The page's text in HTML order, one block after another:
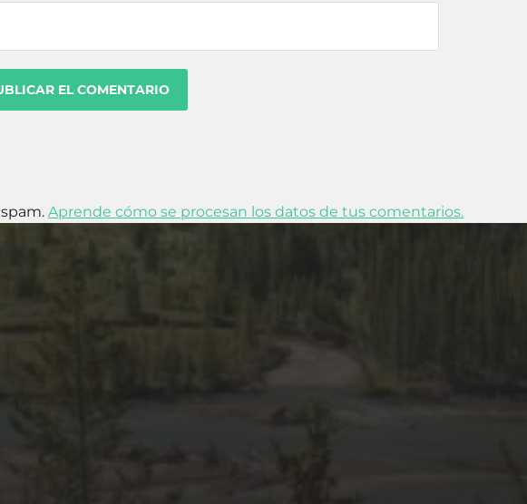
Aprende cómo se procesan los datos de tus comentarios.